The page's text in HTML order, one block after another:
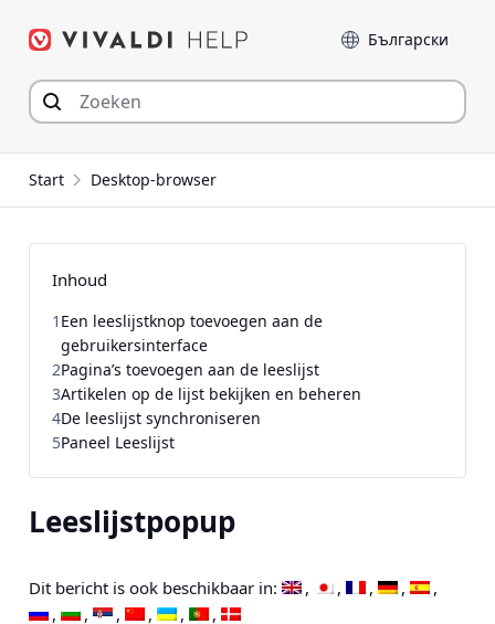
naar
Taal
Start Desktop-browser
Leeslijstpopup
Dit bericht is ook beschikbaar in:
Inhoud
1 Een leeslijstknop toevoegen aan de
gebruikersinterface
2Pagina’s toevoegen aan de leeslijst
3Artikelen op de lijst bekijken en beheren
4De leeslijst synchroniseren
5Paneel Leeslijst